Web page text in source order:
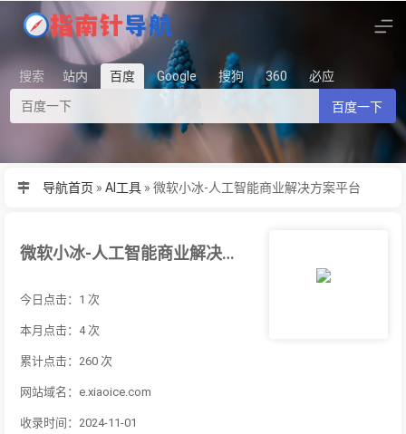
搜索 站内 百度 Google 搜狗 360 必应
百度一下
导航首页 » AI工具 » 微软小冰-人工智能商业解决方案平台
微软小冰-人工智能商业解决方案平台
今日点击：1 次
本月点击：4 次
累计点击：260 次
网站域名：e.xiaoice.com
收录时间：2024-11-01